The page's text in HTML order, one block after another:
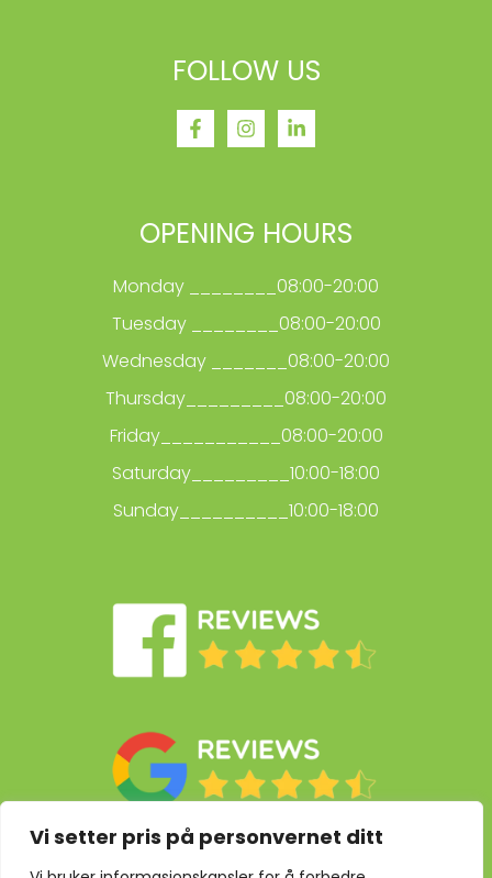
Vi setter pris på personvernet ditt
FOLLOW US
OPENING HOURS
Monday ________08:00-20:00
Tuesday ________08:00-20:00
Wednesday _______08:00-20:00
Thursday_________08:00-20:00
Friday___________08:00-20:00
Saturday_________10:00-18:00
Sunday__________10:00-18:00